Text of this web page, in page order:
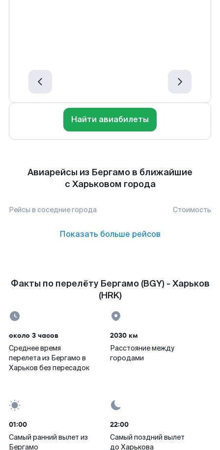
Найти авиабилеты
Авиарейсы из Бергамо в ближайшие
с Харьковом города
Рейсы в соседние города Стоимость
Показать больше рейсов
Факты по перелёту Бергамо (BGY) - Харьков
(HRK)
около 3 часов
Среднее время
перелета из Бергамо в
Харьков без пересадок
2030 км
Расстояние между
городами
01:00
Самый ранний вылет из
Бергамо
22:00
Самый поздний вылет
до Харькова